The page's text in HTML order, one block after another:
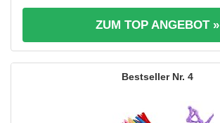
ZUM TOP ANGEBOT »
4